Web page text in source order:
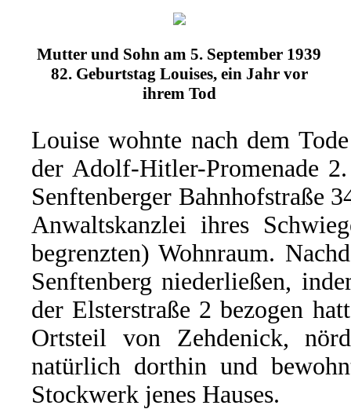
Mutter und Sohn am 5. September 1939
82. Geburtstag Louises, ein Jahr vor
ihrem Tod
Louise wohnte nach dem
der Adolf-Hitler-Promenade
Senftenberger Bahnhofstraße
Anwaltskanzlei ihres
begrenzten) Wohnraum.
Senftenberg niederließen,
der Elsterstraße 2 bezogen
Ortsteil von Zehdenick,
natürlich dorthin und
Stockwerk jenes Hauses.